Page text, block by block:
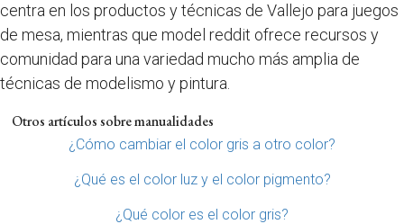
centra en los productos y técnicas de Vallejo para juegos
de mesa, mientras que model reddit ofrece recursos y
comunidad para una variedad mucho más amplia de
técnicas de modelismo y pintura.
Otros artículos sobre manualidades
¿Cómo cambiar el color gris a otro color?
¿Qué es el color luz y el color pigmento?
¿Qué color es el color gris?